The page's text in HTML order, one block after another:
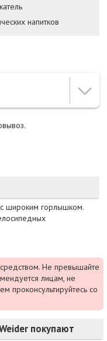
напитков
с широким горлышком.
Не превышайте
лицам, не
проконсультируйтесь со
покупают